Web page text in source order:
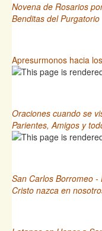
Novena de Rosarios
Benditas del Purgatorio
Apresurmonos hacia
Oraciones cuando se
Parientes, Amigos y
San Carlos Borromeo
Cristo nazca en